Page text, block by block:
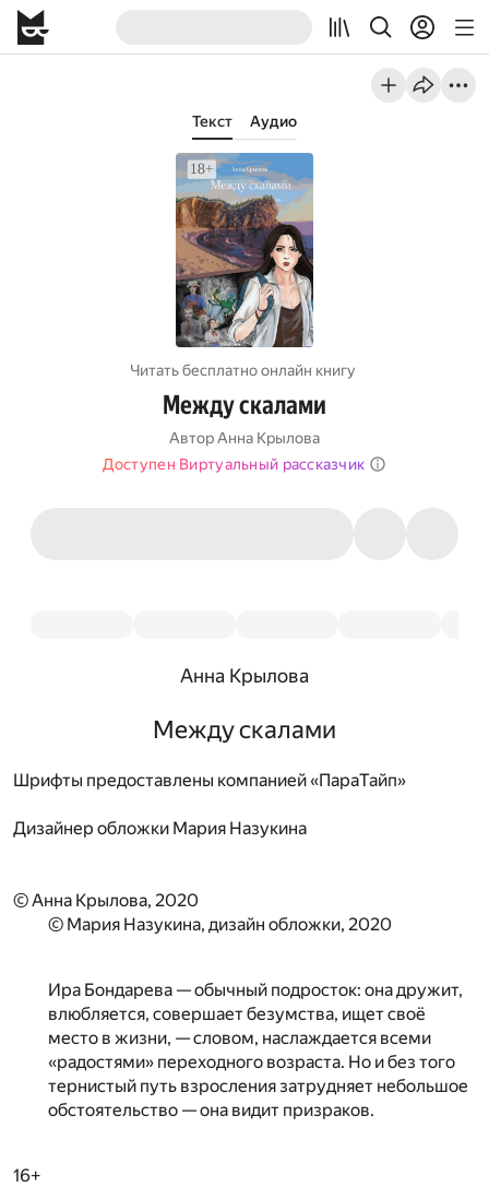
Текст Аудио
Читать бесплатно онлайн книгу
Между скалами
АвторАнна Крылова
Доступен Виртуальный рассказчик
Анна Крылова
Между скалами
Шрифты предоставлены компанией «ПараТайп»
Дизайнер обложки Мария Назукина
© Анна Крылова, 2020
© Мария Назукина, дизайн обложки, 2020
Ира Бондарева — обычный подросток: она дружит,
влюбляется, совершает безумства, ищет своё
место в жизни, — словом, наслаждается всеми
«радостями» переходного возраста. Но и без того
тернистый путь взросления затрудняет небольшое
обстоятельство — она видит призраков.
16+